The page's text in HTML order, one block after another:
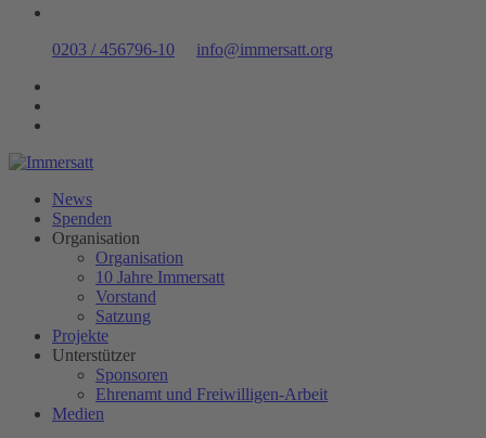
0203 / 456796-10 info@immersatt.org
News
Spenden
Organisation
Organisation
10 Jahre Immersatt
Vorstand
Satzung
Projekte
Unterstützer
Sponsoren
Ehrenamt und Freiwilligen-Arbeit
Medien